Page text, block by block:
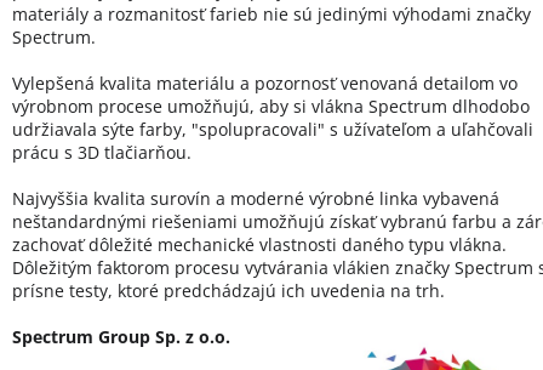
materiály a rozmanitosť farieb nie sú jedinými výhodami značky
Spectrum.
Vylepšená kvalita materiálu a pozornosť venovaná detailom vo
výrobnom procese umožňujú, aby si vlákna Spectrum dlhodobo
udržiavala sýte farby, "spolupracovali" s užívateľom a uľahčovali
prácu s 3D tlačiarňou.
Najvyššia kvalita surovín a moderné výrobné linka vybavená
neštandardnými riešeniami umožňujú získať vybranú farbu a
zachovať dôležité mechanické vlastnosti daného typu vlákna.
Dôležitým faktorom procesu vytvárania vlákien značky Spectrum
prísne testy, ktoré predchádzajú ich uvedenia na trh.
Spectrum Group Sp. z o.o.